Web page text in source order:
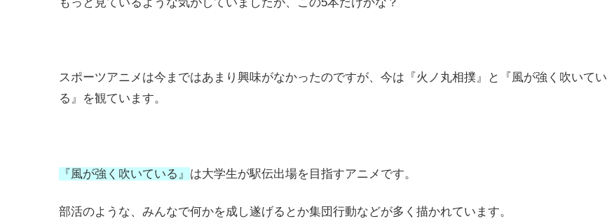
スポーツアニメは今まではあまり興味がなかったのですが、今は『火ノ丸相撲』と『風が強く吹いてい
る』を観ています。
『風が強く吹いている』 は大学生が駅伝出場を目指すアニメです。
部活のような、みんなで何かを成し遂げるとか集団行動などが多く描かれています。